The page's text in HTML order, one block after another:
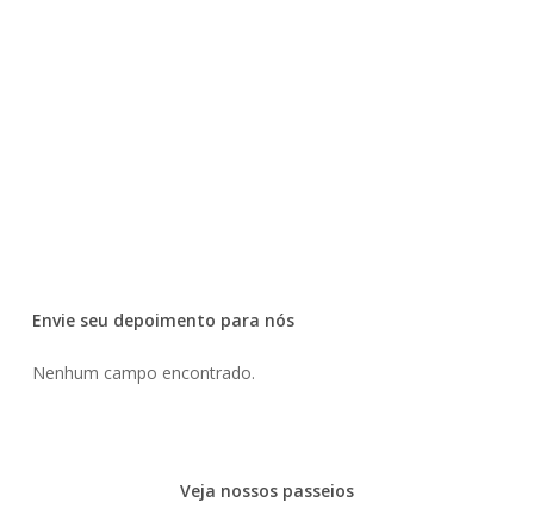
Envie seu depoimento para nós
Nenhum campo encontrado.
Veja nossos passeios